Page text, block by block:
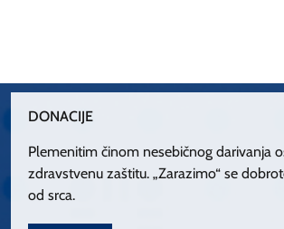
DONACIJE
Plemenitim činom nesebičnog darivanja
zdravstvenu zaštitu. „Zarazimo“ se
od srca.